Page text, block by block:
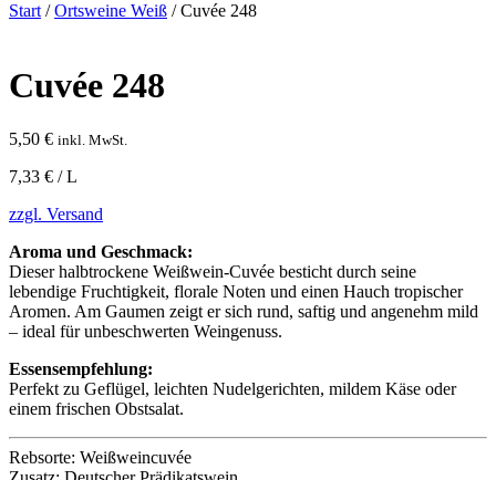
Start/Ortsweine Weiß / Cuvée 248
Cuvée 248
5,50 € inkl. MwSt.
7,33 € / L
zzgl. Versand
Aroma und Geschmack:
Dieser halbtrockene Weißwein-Cuvée besticht durch seine
lebendige Fruchtigkeit, florale Noten und einen Hauch tropischer
Aromen. Am Gaumen zeigt er sich rund, saftig und angenehm mild
– ideal für unbeschwerten Weingenuss.
Essensempfehlung:
Perfekt zu Geflügel, leichten Nudelgerichten, mildem Käse oder
einem frischen Obstsalat.
Rebsorte: Weißweincuvée